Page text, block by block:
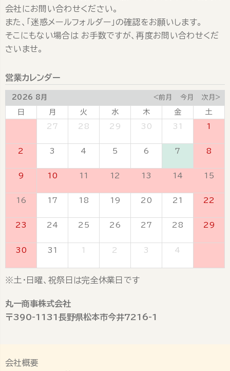
会社にお問い合わせください。
また、「迷惑メールフォルダー」の確認をお願いします。
そこにもない場合は お手数ですが、再度お問い合わせくだ
さいませ。
営業カレンダー
2026 8月 <前月 今月 次月>
日 月 火 水 木 金
土
27 28 29 30 31 1
2 3 4 5 6 7 8
9 10 11 12 13 14 15
16 17 18 19 20 21 22
23 24 25 26 27 28 29
30 31 1 2 3 4
※土・日曜、祝祭日は完全休業日です
丸一商事株式会社
〒390-1131長野県松本市今井7216-1
会社概要